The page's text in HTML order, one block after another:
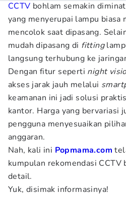
CCTV bohlam semakin
yang menyerupai lampu biasa
mencolok saat dipasang.
mudah dipasang di fitting
langsung terhubung ke
Dengan fitur seperti night
akses jarak jauh melalui
keamanan ini jadi solusi
kantor. Harga yang bervariasi
pengguna menyesuaikan
anggaran.
Nah, kali ini Popmama.com
kumpulan rekomendasi CCTV
detail.
Yuk, disimak informasinya!